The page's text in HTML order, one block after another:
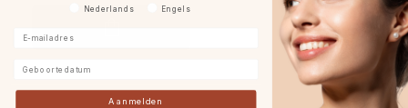
Voorkeurtaal
Nederlands Engels
Aanmelden